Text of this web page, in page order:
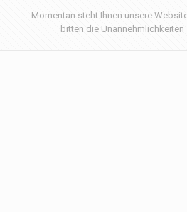
Momentan steht Ihnen unsere
bitten die